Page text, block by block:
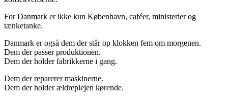
For Danmark er ikke kun København, caféer, ministerier og
tænketanke.
Danmark er også dem der står op klokken fem om morgenen.
Dem der passer produktionen.
Dem der holder fabrikkerne i gang.
Dem der reparerer maskinerne.
Dem der holder ældreplejen kørende.